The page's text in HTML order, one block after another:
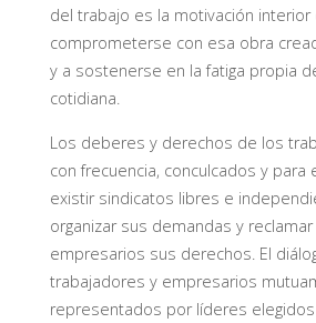
del trabajo es la motivación interior
comprometerse con esa obra
y a sostenerse en la fatiga propia
cotidiana.
Los deberes y derechos de los
con frecuencia, conculcados y para
existir sindicatos libres e
organizar sus demandas y
empresarios sus derechos. El
trabajadores y empresarios
representados por líderes elegidos